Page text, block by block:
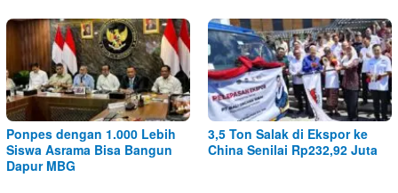
Ponpes dengan 1.000 Lebih
Siswa Asrama Bisa Bangun
Dapur MBG
3,5 Ton Salak di Ekspor ke
China Senilai Rp232,92 Juta